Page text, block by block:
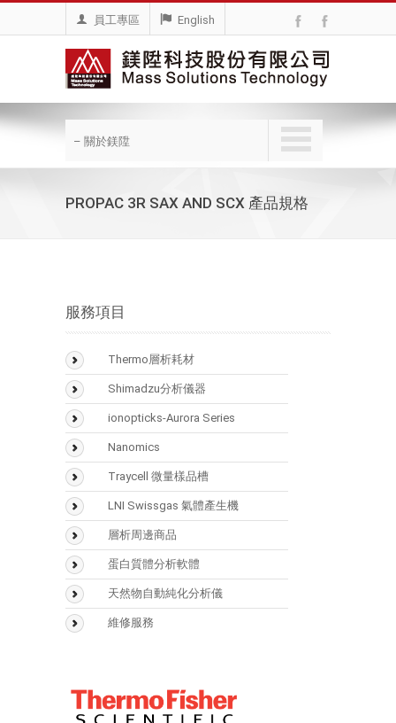
員工專區 English
– 關於鎂陞
PROPAC 3R SAX AND SCX 產品規格
服務項目
Thermo層析耗材
BioLC Column
SMART Digest Kit
CX-1 pH Gradient Buffer
固相萃取匣
樣品瓶
Accucore
Acclaim
Hypersil GOLD
Hypercarb
Shimadzu分析儀器
氣相層析儀(GC)
氣相層析質譜儀(GCMS)
液相層析儀(LC)
液相層析質譜(LCMS)
光學類儀器
(UV/FTIR/RF)
分析儀器 > 天平
ionopticks-Aurora Series
Nanomics
Traycell 微量樣品槽
LNI Swissgas 氣體產生機
層析周邊商品
Vaplock
蛋白質體分析軟體
Mascot
Biognosys
天然物自動純化分析儀
Sepbox Systems –
維修服務